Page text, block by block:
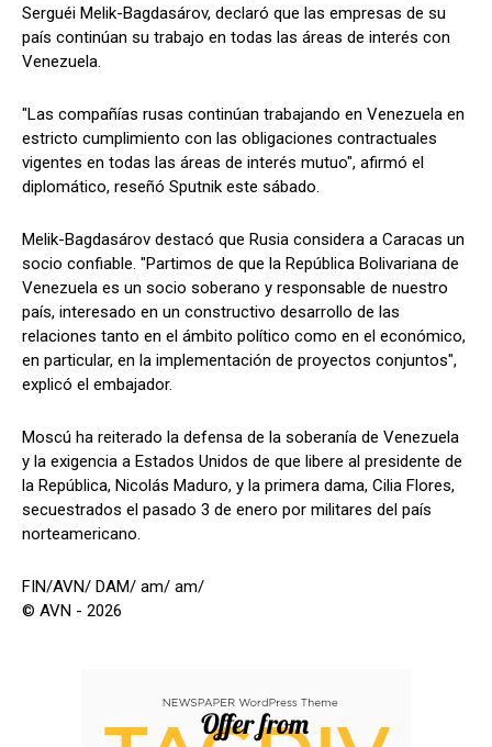
Serguéi Melik-Bagdasárov, declaró que las empresas de su
país continúan su trabajo en todas las áreas de interés con
Venezuela.
"Las compañías rusas continúan trabajando en Venezuela en
estricto cumplimiento con las obligaciones contractuales
vigentes en todas las áreas de interés mutuo", afirmó el
diplomático, reseñó Sputnik este sábado.
Melik-Bagdasárov destacó que Rusia considera a Caracas un
socio confiable. "Partimos de que la República Bolivariana de
Venezuela es un socio soberano y responsable de nuestro
país, interesado en un constructivo desarrollo de las
relaciones tanto en el ámbito político como en el económico,
en particular, en la implementación de proyectos conjuntos",
explicó el embajador.
Moscú ha reiterado la defensa de la soberanía de Venezuela
y la exigencia a Estados Unidos de que libere al presidente de
la República, Nicolás Maduro, y la primera dama, Cilia Flores,
secuestrados el pasado 3 de enero por militares del país
norteamericano.
FIN/AVN/ DAM/ am/ am/
© AVN - 2026